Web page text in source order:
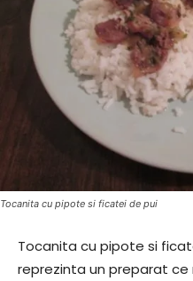
Tocanita cu pipote si ficatei de pui
Tocanita cu pipote si
reprezinta un preparat